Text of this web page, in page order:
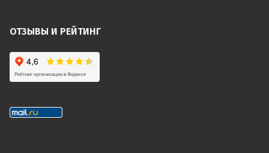
ОТЗЫВЫ И РЕЙТИНГ